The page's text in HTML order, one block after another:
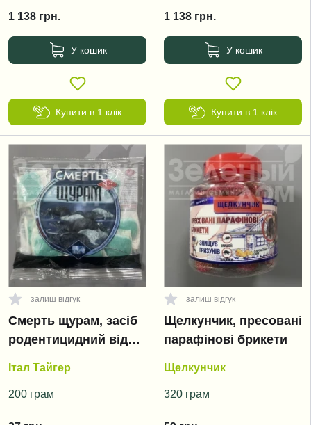
1 138 грн.
У кошик
Купити в 1 клік
1 138 грн.
У кошик
Купити в 1 клік
залиш відгук
Смерть щурам, засіб
родентицидний від
Італ Тайгер
200 грам
залиш відгук
Щелкунчик, пресовані
парафінові брикети
Щелкунчик
320 грам